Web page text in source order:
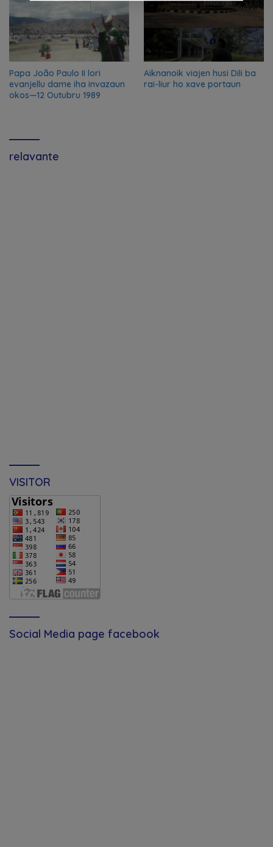
Papa João Paulo II lori
evanjellu dame iha invazaun
okos—12 Outubru 1989
Aiknanoik viajen husi Dili ba
rai-liur ho xave portaun
relavante
VISITOR
Social Media page facebook